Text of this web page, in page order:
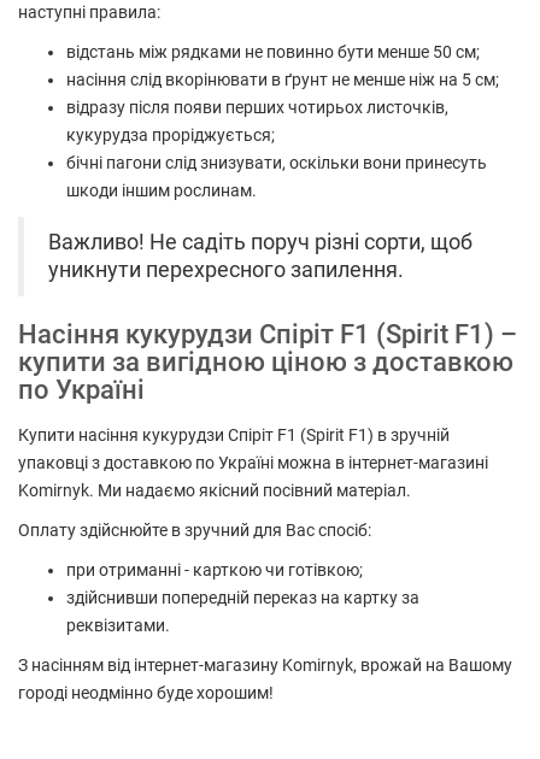
наступні правила:
відстань між рядками не повинно бути менше 50 см;
насіння слід вкорінювати в ґрунт не менше ніж на 5 см;
відразу після появи перших чотирьох листочків,
кукурудза проріджується;
бічні пагони слід знизувати, оскільки вони принесуть
шкоди іншим рослинам.
Важливо! Не садіть поруч різні сорти, щоб
уникнути перехресного запилення.
Насіння кукурудзи Спіріт F1 (Spirit F1) –
купити за вигідною ціною з доставкою
по Україні
Купити насіння кукурудзи Спіріт F1 (Spirit F1) в зручній
упаковці з доставкою по Україні можна в інтернет-магазині
Komirnyk. Ми надаємо якісний посівний матеріал.
Оплату здійснюйте в зручний для Вас спосіб:
при отриманні - карткою чи готівкою;
здійснивши попередній переказ на картку за
реквізитами.
З насінням від інтернет-магазину Komirnyk, врожай на Вашому
городі неодмінно буде хорошим!